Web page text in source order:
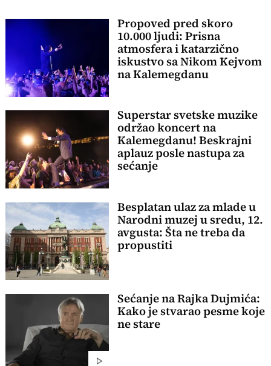
Propoved pred skoro
10.000 ljudi: Prisna
atmosfera i katarzično
iskustvo sa Nikom Kejvom
na Kalemegdanu
Superstar svetske muzike
održao koncert na
Kalemegdanu! Beskrajni
aplauz posle nastupa za
sećanje
Besplatan ulaz za mlade u
Narodni muzej u sredu, 12.
avgusta: Šta ne treba da
propustiti
Sećanje na Rajka Dujmića:
Kako je stvarao pesme koje
ne stare